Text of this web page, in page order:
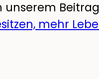
unserem
mehr